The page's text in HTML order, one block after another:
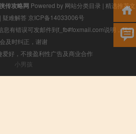
传攻略网 Powered by 网站分类目录 | 精选推荐文
| 疑难解答 京ICP备14033006号
息有错误可发邮件到f_fb#foxmail.com说明，我们
会及时纠正，谢谢
好，不接盈利性广告及商业合作
小男孩